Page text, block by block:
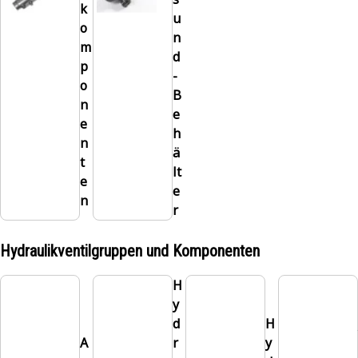
k
o
m
p
o
n
e
n
t
e
n
u
n
d
-
B
e
h
ä
lt
e
r
Hydraulikventilgruppen und Komponenten
A
H
y
d
r
H
y